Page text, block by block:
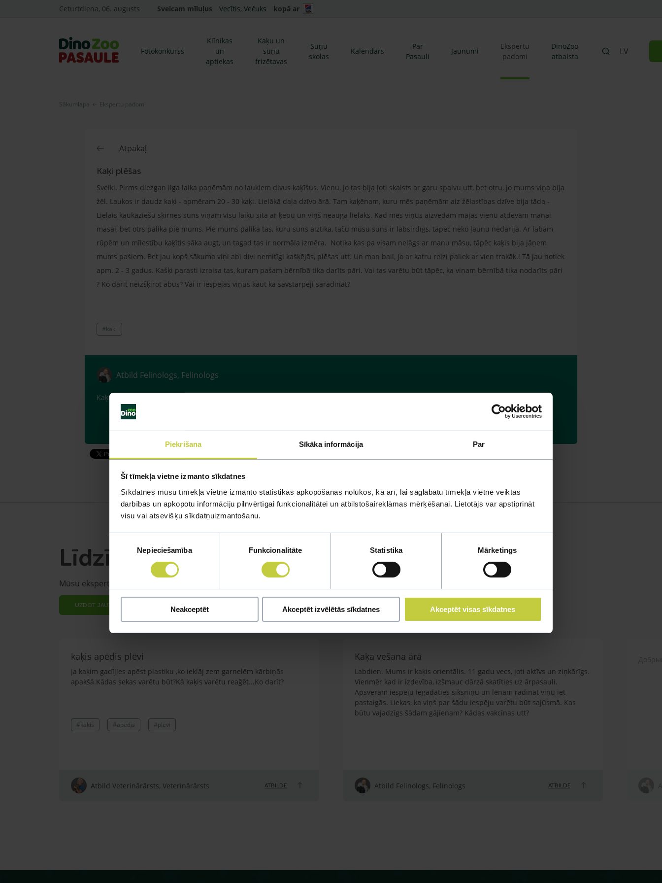
Piekrišana Sīkāka informācija Par
Šī tīmekļa vietne izmanto sīkdatnes
Sīkdatnes mūsu tīmekļa vietnē izmanto statistikas apkopošanas nolūkos, kā arī, lai saglabātu tīmekļa vietnē veiktās
darbības un apkopotu informāciju pilnvērtīgai funkcionalitātei un atbilstošaireklāmas mērķēšanai. Lietotājs var apstiprināt
visu vai atsevišķu sīkdatņuizmantošanu.
izvēle
Nepieciešamība Funkcionalitāte Statistika Mārketings
Neakceptēt Akceptēt izvēlētās sīkdatnes Akceptēt visas sīkdatnes
Ceturtdiena, 06. augusts Sveicam mīluļus Vecītis, Večuks kopā ar
Fotokonkurss
Klīnikas
un
aptiekas
Kaķu un
suņu
frizētavas
Suņu
skolas
Kalendārs
Par
Pasauli
Jaunumi
Ekspertu
padomi
DinoZoo
atbalsta
LV
Sākumlapa Ekspertu padomi
Atpakaļ
Kaķi plēšas
Sveiki. Pirms diezgan ilga laika paņēmām no laukiem divus kaķīšus. Vienu, jo tas bija ļoti skaists ar garu spalvu utt, bet otru, jo mums viņa bija
žēl. Laukos ir daudz kaķi - apmēram 20 - 30 kaķi. Lielākā daļa dzīvo ārā. Tam kaķēnam, kuru mēs paņēmām aiz žēlastības dzīve bija tāda -
Lielais kaukāziešu sķirnes suns viņam visu laiku sita ar ķepu un viņš neauga lielāks. Kad mēs viņus aizvedām mājās vienu atdevām manai
māsai, bet otrs palika pie mums. Pie mums palika tas, kuru suns aiztika, taču mūsu suns ir labsirdīgs, tāpēc neko ļaunu nedarīja. Ar labām
rūpēm un mīlestību kaķītis sāka augt, un tagad tas ir normāla izmēra. Notika kas pa visam nelāgs ar manu māsu, tāpēc kaķis bija jāņem
mums pašiem. Bet jau kopš sākuma viņi abi divi nemitīgi kašķējās, plēšas utt. Un man bail, jo ar katru reizi paliek ar vien trakāk.! Tā jau notiek
apm. 2 - 3 gadus. Kašķi parasti izraisa tas, kuram pašam bērnībā tika darīts pāri. Vai tas varētu būt tāpēc, ka viņam bērnībā tika nodarīts pāri
? Ko darīt neizšķirot abus? Vai ir iespējas viņus kaut kā savstarpēji saradināt?
#kaki
Atbild Felinologs, Felinologs
Kaķus var kastrēt, jo abi kaujas, lai ieņemtu teritoriju. Kaķis, kuru bērnībā apbižoja, tagad jūtas spēcīgs un varens, tāpēc iekausta vājāko.
Līdzīgi jautājumi
Mūsu eksperti spēs atbildēt uz jebkuru Jūsu jautājumu
UZDOT JAUTĀJUMU
kaķis apēdis plēvi
Ja kaķim gadījies apēst plastiku ,ko ieklāj zem garnelēm kārbiņās
apakšā.Kādas sekas varētu būt?Kā kaķis varētu reağēt...Ko darīt?
#kakis #apedis #plevi
Atbild Veterinārārsts, Veterinārārsts ATBILDE
Kaķa vešana ārā
Labdien. Mums ir kaķis orientālis. 11 gadu vecs, ļoti aktīvs un ziņkārīgs.
Vienmēr kad ir izdevība, izšmauc dārzā skatīties uz ārpasauli.
Apsveram iespēju iegādāties siksniņu un lēnām radināt viņu iet
pastaigās. Liekas, ka viņš par šādu iespēju varētu būt sajūsmā. Kas
būtu vajadzīgs šādam gājienam? Kādas vakcīnas utt?
Atbild Felinologs, Felinologs ATBILDE